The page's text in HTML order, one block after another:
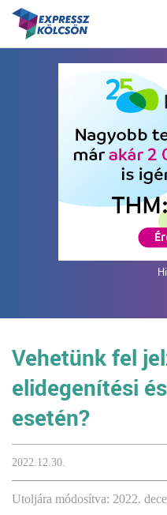
Vehetünk fel
elidegenítési
esetén?
2022.12.30.
Utoljára módosítva: 2022.